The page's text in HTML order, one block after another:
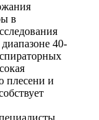
в
40-
плесени и